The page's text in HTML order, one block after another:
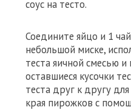
соус на тесто.
Соедините яйцо и 1
небольшой миске,
теста яичной смесью
оставшиеся кусочки
теста друг к другу
края пирожков с